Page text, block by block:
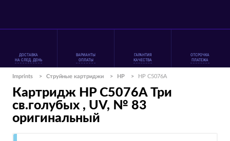
ДОСТАВКА
НА СЛЕД. ДЕНЬ
ВАРИАНТЫ
ОПЛАТЫ
ГАРАНТИЯ
КАЧЕСТВА
ОТСРОЧКА
ПЛАТЕЖА
Imprints > Струйные картриджи > HP > HP C5076A
Картридж HP C5076A Три
св.голубых , UV, № 83
оригинальный